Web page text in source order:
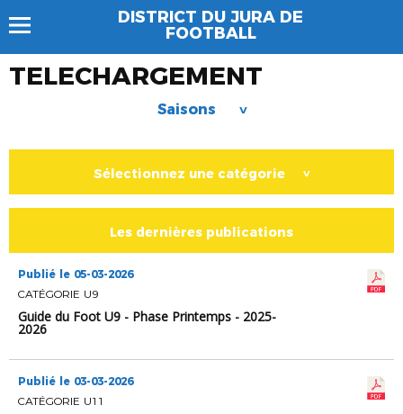
DISTRICT DU JURA DE
FOOTBALL
TELECHARGEMENT
Saisons >
Sélectionnez une catégorie >
Les dernières publications
Publié le 05-03-2026
CATÉGORIE U9
Guide du Foot U9 - Phase Printemps - 2025-
2026
Publié le 03-03-2026
CATÉGORIE U11